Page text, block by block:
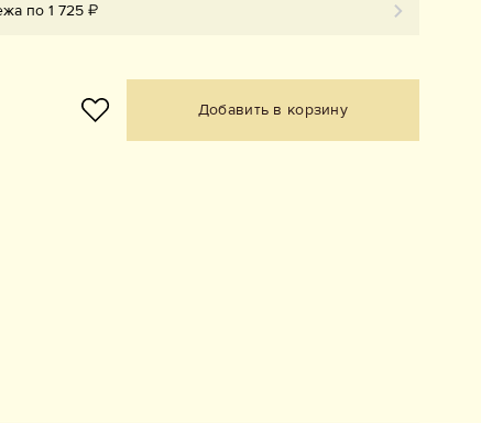
по 1 725 ₽
Добавить в корзину